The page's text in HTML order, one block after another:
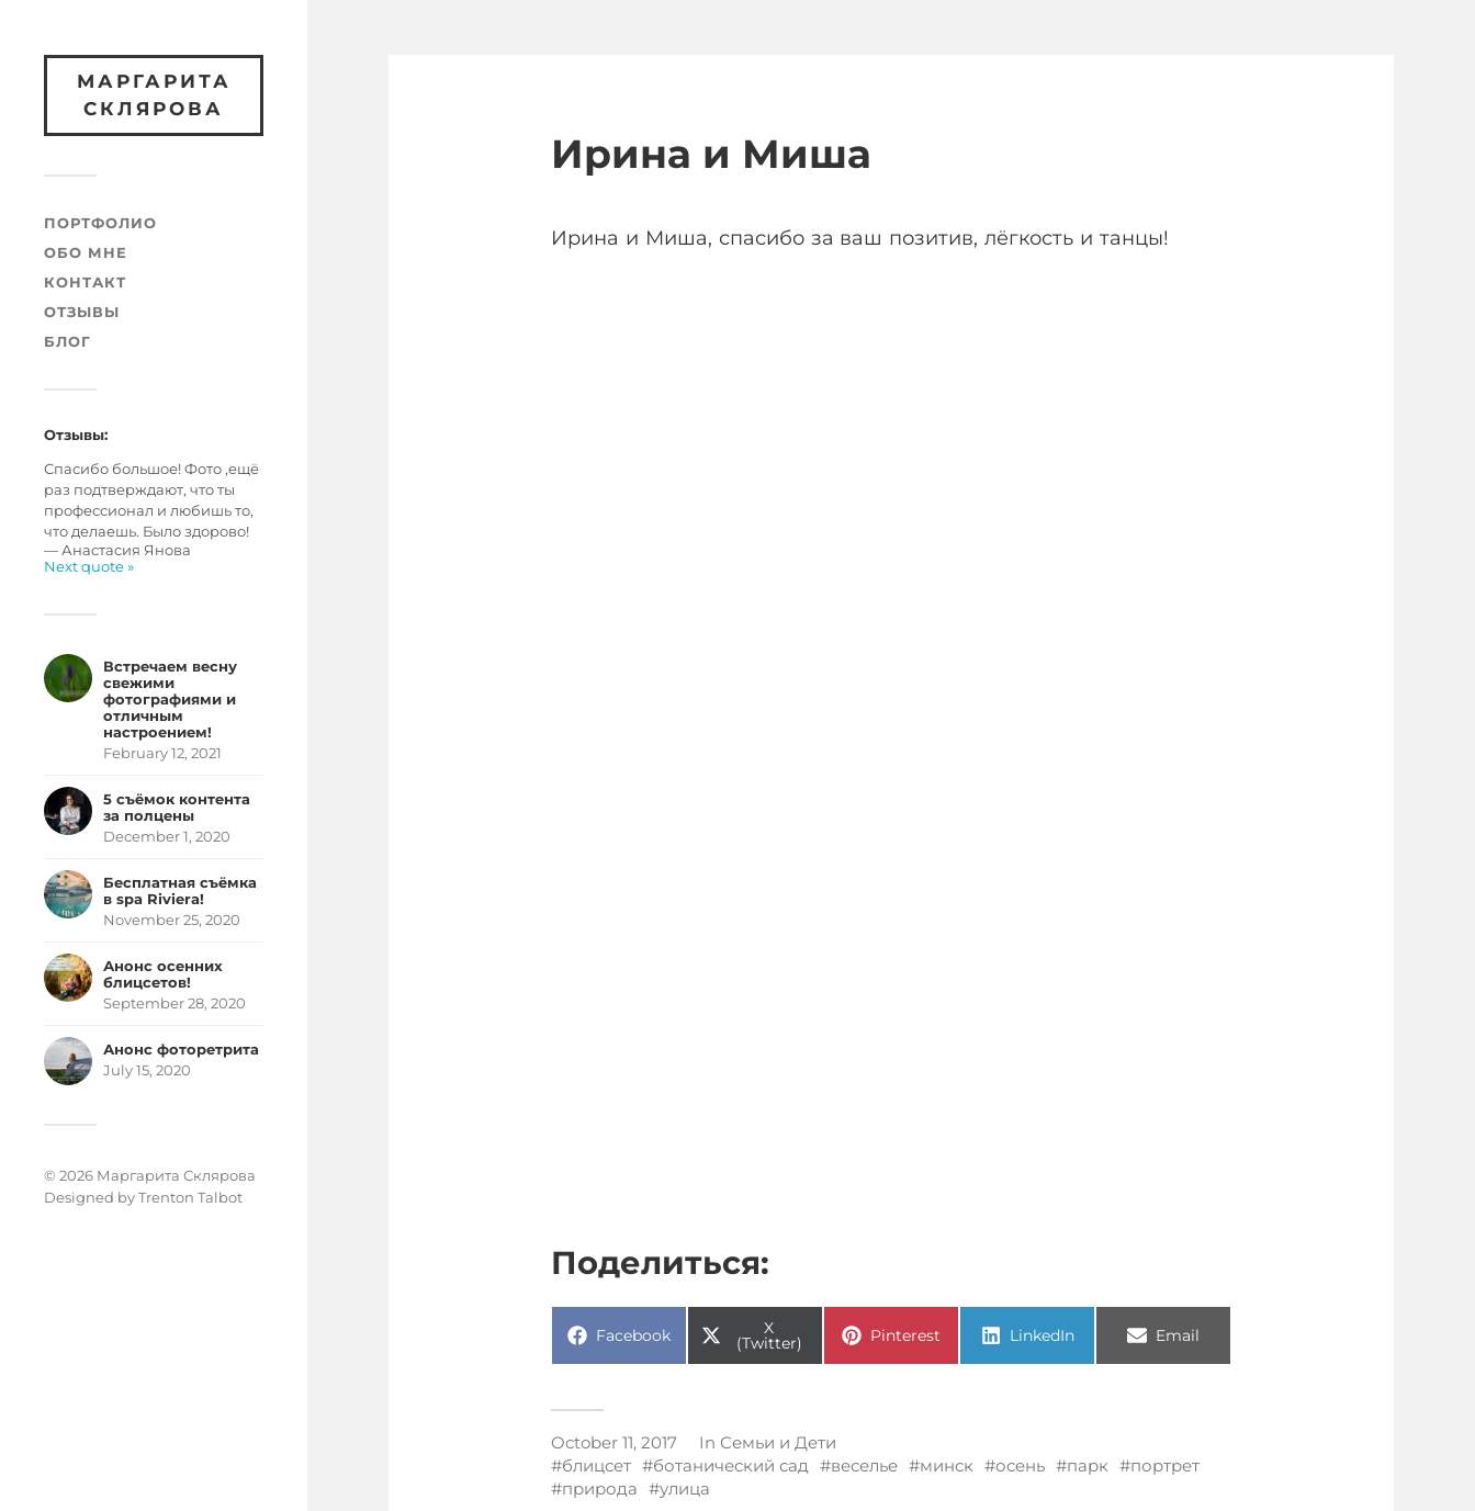
МАРГАРИТА
СКЛЯРОВА
ПОРТФОЛИО
ОБО МНЕ
КОНТАКТ
ОТЗЫВЫ
БЛОГ
Отзывы:
Спасибо большое! Фото ,ещё
раз подтверждают, что ты
профессионал и любишь то,
что делаешь. Было здорово!
— Анастасия Янова
Next quote »
Встречаем весну
свежими
фотографиями и
отличным
настроением!
February 12, 2021
5 съёмок контента
за полцены
December 1, 2020
Бесплатная съёмка
в spa Riviera!
November 25, 2020
Анонс осенних
блицсетов!
September 28, 2020
Анонс фоторетрита
July 15, 2020
© 2026 Маргарита Склярова
Designed byTrenton Talbot
Ирина и Миша
Ирина и Миша, спасибо за ваш позитив, лёгкость и танцы!
Поделиться:
Facebook X
(Twitter) Pinterest LinkedIn Email
October 11, 2017 In Семьи и Дети
блицсет
ботанический сад веселье минск осень парк
портрет
природа
улица